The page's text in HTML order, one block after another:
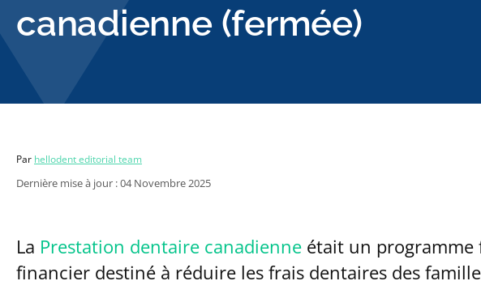
canadienne (fermée)
Par hellodent editorial team
Dernière mise à jour : 04 Novembre 2025
La Prestation dentaire canadienne était un programme
financier destiné à réduire les frais dentaires des